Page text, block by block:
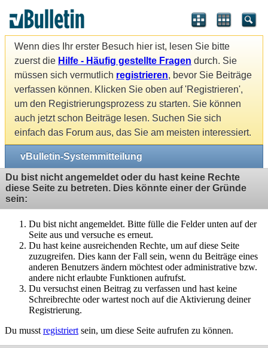
Wenn dies Ihr erster Besuch hier ist, lesen Sie bitte
zuerst die Hilfe - Häufig gestellte Fragen durch. Sie
müssen sich vermutlich registrieren, bevor Sie Beiträge
verfassen können. Klicken Sie oben auf 'Registrieren',
um den Registrierungsprozess zu starten. Sie können
auch jetzt schon Beiträge lesen. Suchen Sie sich
einfach das Forum aus, das Sie am meisten interessiert.
vBulletin-Systemmitteilung
Du bist nicht angemeldet oder du hast keine Rechte
diese Seite zu betreten. Dies könnte einer der Gründe
sein:
Du bist nicht angemeldet. Bitte fülle die Felder unten auf der
Seite aus und versuche es erneut.
Du hast keine ausreichenden Rechte, um auf diese Seite
zuzugreifen. Dies kann der Fall sein, wenn du Beiträge eines
anderen Benutzers ändern möchtest oder administrative bzw.
andere nicht erlaubte Funktionen aufrufst.
Du versuchst einen Beitrag zu verfassen und hast keine
Schreibrechte oder wartest noch auf die Aktivierung deiner
Registrierung.
Du musst registriert sein, um diese Seite aufrufen zu können.